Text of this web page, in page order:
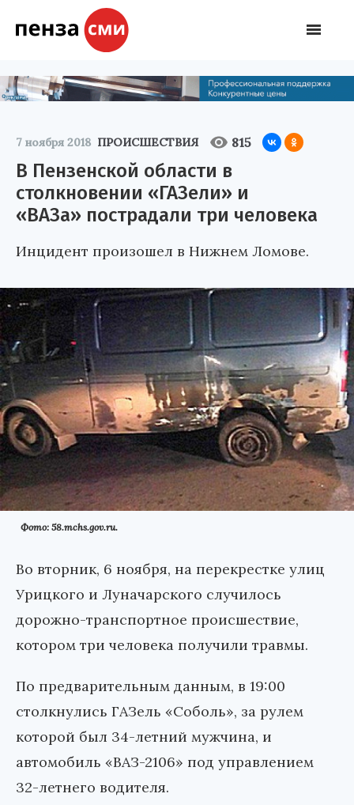
7 ноября 2018 ПРОИСШЕСТВИЯ 815
В Пензенской области в
столкновении «ГАЗели» и
«ВАЗа» пострадали три человека
Инцидент произошел в Нижнем Ломове.
Фото: 58.mchs.gov.ru.
Во вторник, 6 ноября, на перекрестке улиц
Урицкого и Луначарского случилось
дорожно-транспортное происшествие,
котором три человека получили травмы.
По предварительным данным, в 19:00
столкнулись ГАЗель «Соболь», за рулем
которой был 34-летний мужчина, и
автомобиль «ВАЗ-2106» под управлением
32-летнего водителя.